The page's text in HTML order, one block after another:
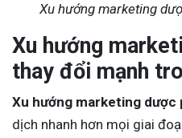
Xu hướng marketing
Xu hướng
thay đổi mạnh
Xu hướng marketing dược
dịch nhanh hơn mọi giai